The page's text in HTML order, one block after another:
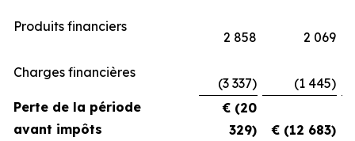
Produits financiers
2 858 2 069
Charges financières
(3 337)
(1 445)
Perte de la période
avant impôts
€ (20
329)
€ (12 683)